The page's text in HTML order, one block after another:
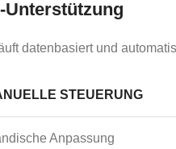
datenbasiert und
STEUERUNG
Anpassung